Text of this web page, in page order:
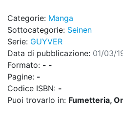
Categorie: Manga
Sottocategorie: Seinen
Serie: GUYVER
Data di pubblicazione: 01/03/
Formato: - -
Pagine: -
Codice ISBN: -
Puoi trovarlo in: Fumetteria,